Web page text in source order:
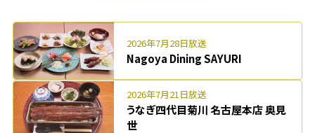
2026年7月28日放送
Nagoya Dining SAYURI
2026年7月21日放送
うなぎ四代目菊川 名古屋本店 奥見
世